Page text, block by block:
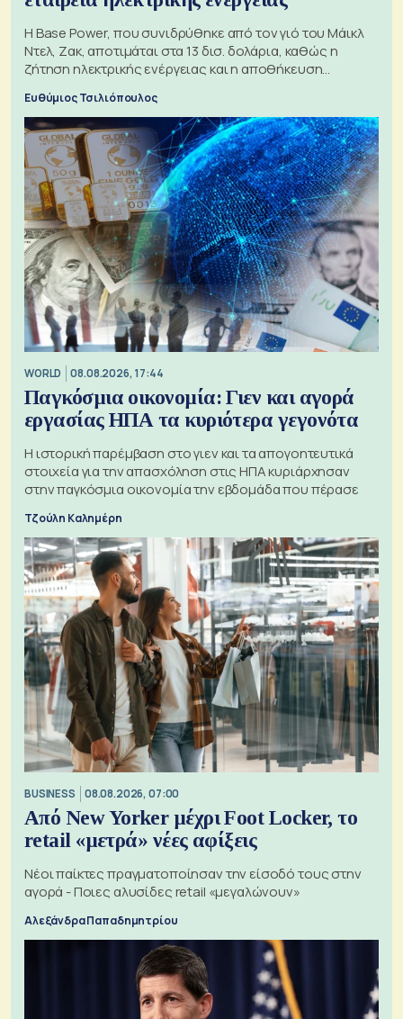
Η Base Power, που συνιδρύθηκε από τον γιό του Μάικλ
Ντελ, Ζακ, αποτιμάται στα 13 δισ. δολάρια, καθώς η
ζήτηση ηλεκτρικής ενέργειας και η αποθήκευση
Ευθύμιος Τσιλιόπουλος
WORLD 08.08.2026, 17:44
Παγκόσμια οικονομία: Γιεν και αγορά
εργασίας ΗΠΑ τα κυριότερα γεγονότα
Η ιστορική παρέμβαση στο γιεν και τα απογοητευτικά
στοιχεία για την απασχόληση στις ΗΠΑ κυριάρχησαν
στην παγκόσμια οικονομία την εβδομάδα που πέρασε
Τζούλη Καλημέρη
BUSINESS 08.08.2026, 07:00
Από New Yorker μέχρι Foot Locker, το
retail «μετρά» νέες αφίξεις
Νέοι παίκτες πραγματοποίησαν την είσοδό τους στην
αγορά - Ποιες αλυσίδες retail «μεγαλώνουν»
Αλεξάνδρα Παπαδημητρίου